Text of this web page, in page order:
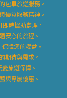
包車旅遊服務。
優質服務精神。
時協助處理。
安心的旅程。
障您的權益。
期待與需求。
旅遊保障。
與專屬優惠。